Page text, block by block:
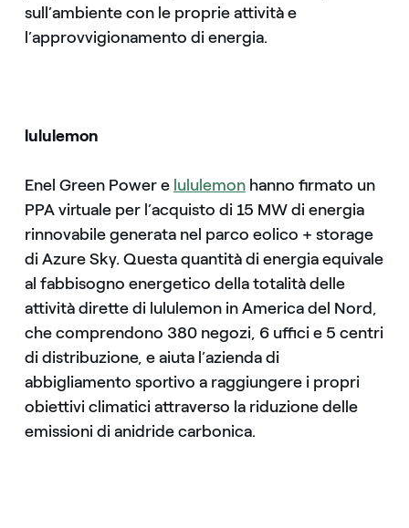
sull’ambiente con le proprie attività e
l’approvvigionamento di energia.
lululemon
Enel Green Power e lululemonhanno firmato un
PPA virtuale per l’acquisto di 15 MW di energia
rinnovabile generata nel parco eolico + storage
di Azure Sky. Questa quantità di energia equivale
al fabbisogno energetico della totalità delle
attività dirette di lululemon in America del Nord,
che comprendono 380 negozi, 6 uffici e 5 centri
di distribuzione, e aiuta l’azienda di
abbigliamento sportivo a raggiungere i propri
obiettivi climatici attraverso la riduzione delle
emissioni di anidride carbonica.